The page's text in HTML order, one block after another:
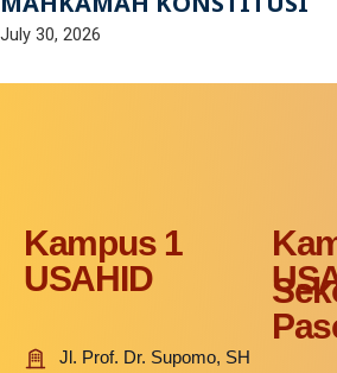
July 30, 2026
Kampus 1
USAHID
Jl. Prof. Dr. Supomo, SH